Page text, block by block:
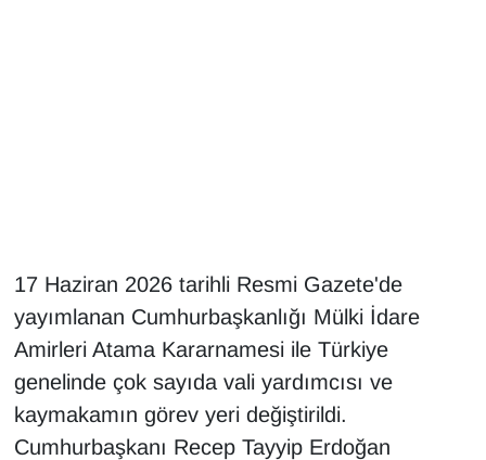
17 Haziran 2026 tarihli Resmi Gazete'de
yayımlanan Cumhurbaşkanlığı Mülki İdare
Amirleri Atama Kararnamesi ile Türkiye
genelinde çok sayıda vali yardımcısı ve
kaymakamın görev yeri değiştirildi.
Cumhurbaşkanı Recep Tayyip Erdoğan
Kadın
Kamu Alımları
Kim Kimdir?
Kültür & Sanat